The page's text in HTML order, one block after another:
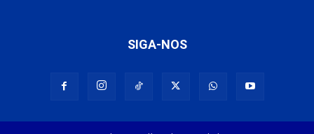
SIGA-NOS